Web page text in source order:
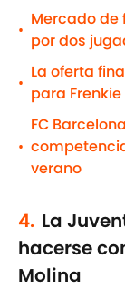
•
Mercado de
por dos
•
La oferta
para
•
FC
verano
4. La
hacerse
Molina